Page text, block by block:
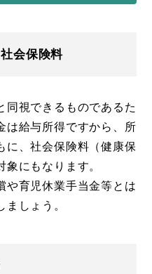
会保険料
同視できるものであるた
は給与所得ですから、所
に、社会保険料（健康保
にもなります。
や育児休業手当金等とは
しょう。